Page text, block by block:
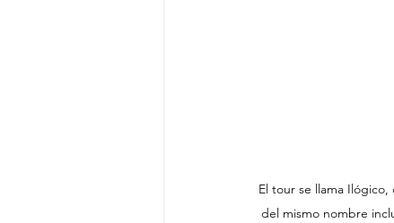
El tour se llama
del mismo nombre